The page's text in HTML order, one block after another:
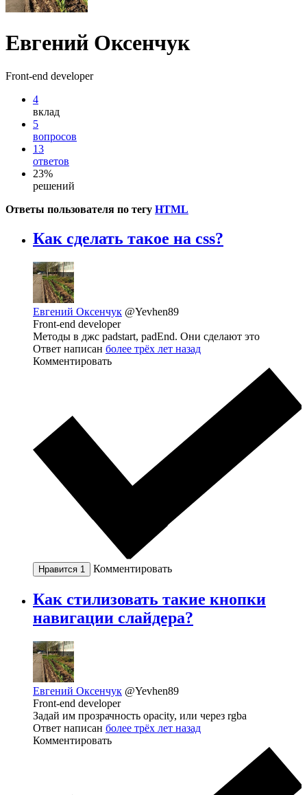
Евгений Оксенчук
Front-end developer
4
вклад
5
вопросов
13
ответов
23%
решений
Ответы пользователя по тегу HTML
Как сделать такое на css?
Евгений Оксенчук @Yevhen89
Front-end developer
Методы в джс padstart, padEnd. Они сделают это
Ответ написан более трёх лет назад
Комментировать
Нравится 1 Комментировать
Как стилизовать такие кнопки
навигации слайдера?
Евгений Оксенчук @Yevhen89
Front-end developer
Задай им прозрачность opacity, или через rgba
Ответ написан более трёх лет назад
Комментировать